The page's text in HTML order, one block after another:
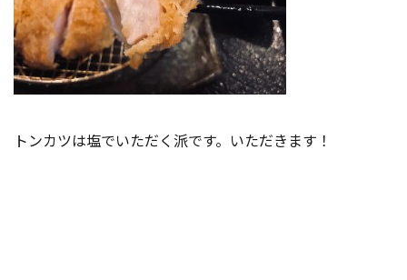
トンカツは塩でいただく派です。いただきます！